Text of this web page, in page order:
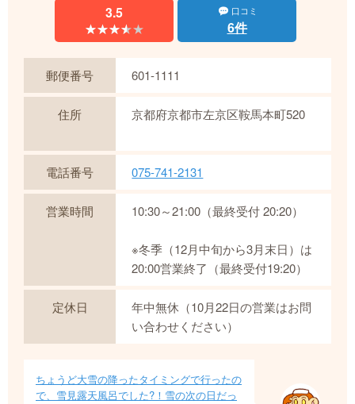
3.5
★★★★★
★★★★★
口コミ
6件
郵便番号 601-1111
住所 京都府京都市左京区鞍馬本町520
電話番号 075-741-2131
営業時間 10:30～21:00（最終受付 20:20）
※冬季（12月中旬から3月末日）は
20:00営業終了（最終受付19:20）
定休日
年中無休（10月22日の営業はお問
い合わせください）
ちょうど大雪の降ったタイミングで行ったの
で、雪見露天風呂でした?！雪の次の日だっ